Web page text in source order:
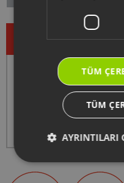
Web
0850
TÜM
TÜM
AYRINTILARI